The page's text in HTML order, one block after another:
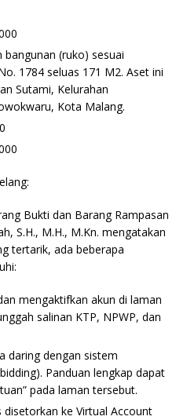
bangunan (ruko) sesuai
1784 seluas 171 M2. Aset ini
Sutami, Kelurahan
Kota Malang.
Bukti dan Barang Rampasan
S.H., M.H., M.Kn. mengatakan
tertarik, ada beberapa
mengaktifkan akun di laman
salinan KTP, NPWP, dan
daring dengan sistem
Panduan lengkap dapat
pada laman tersebut.
ke Virtual Account